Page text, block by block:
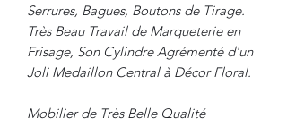
Serrures, Bagues, Boutons de Tirage.
Très Beau Travail de Marqueterie en
Frisage, Son Cylindre Agrémenté d'un
Joli Medaillon Central à Décor Floral.
Mobilier de Très Belle Qualité